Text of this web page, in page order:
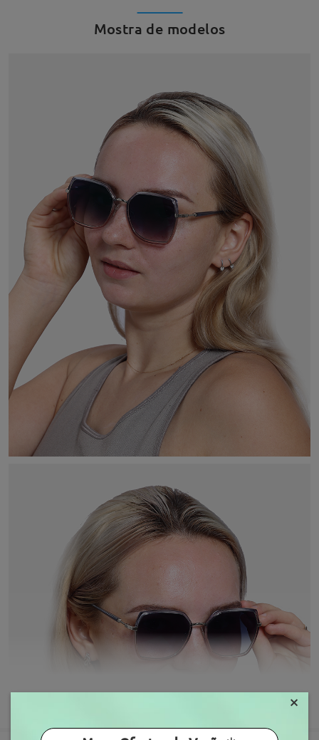
Mostra de modelos
×